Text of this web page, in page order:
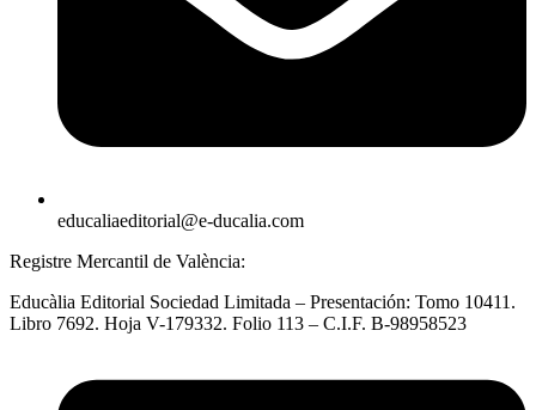
educaliaeditorial@e-ducalia.com
Registre Mercantil de València:
Educàlia Editorial Sociedad Limitada – Presentación: Tomo 10411.
Libro 7692. Hoja V-179332. Folio 113 – C.I.F. B-98958523